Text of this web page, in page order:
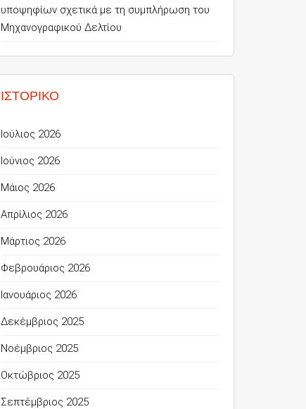
υποψηφίων σχετικά με τη συμπλήρωση του
Μηχανογραφικού Δελτίου
ΙΣΤΟΡΙΚΌ
Ιούλιος 2026
Ιούνιος 2026
Μάιος 2026
Απρίλιος 2026
Μάρτιος 2026
Φεβρουάριος 2026
Ιανουάριος 2026
Δεκέμβριος 2025
Νοέμβριος 2025
Οκτώβριος 2025
Σεπτέμβριος 2025